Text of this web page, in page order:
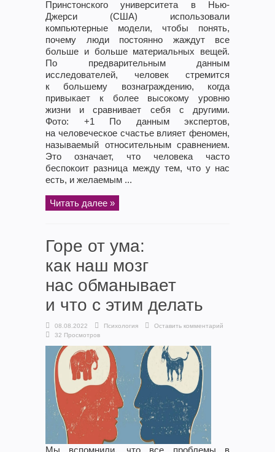
Принстонского университета в Нью-
Джерси (США) использовали
компьютерные модели, чтобы понять,
почему люди постоянно жаждут все
больше и больше материальных вещей.
По предварительным данным
исследователей, человек стремится
к большему вознаграждению, когда
привыкает к более высокому уровню
жизни и сравнивает себя с другими.
Фото: +1 По данным экспертов,
на человеческое счастье влияет феномен,
называемый относительным сравнением.
Это означает, что человека часто
беспокоит разница между тем, что у нас
есть, и желаемым ...
Читать далее »
Горе от ума:
как наш мозг
нас обманывает
и что с этим делать
08.08.2022 Психология
Оставить комментарий
32 Просмотров
Мы вспомнили, что все проблемы в